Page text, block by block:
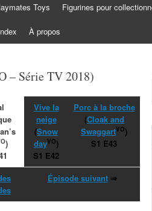
Toys Figurines pour
À propos
– Série TV 2018)
)
Vive la
neige
(Snow
dayVO)
S1 E42
Porc à la broche
(Cloak and
SwaggartVO)
S1 E43
Épisode suivant ⇒